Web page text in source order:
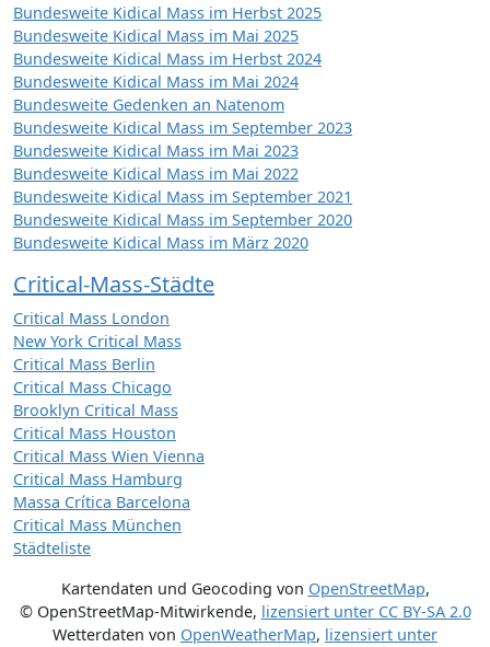
Bundesweite Kidical Mass im Herbst 2025
Bundesweite Kidical Mass im Mai 2025
Bundesweite Kidical Mass im Herbst 2024
Bundesweite Kidical Mass im Mai 2024
Bundesweite Gedenken an Natenom
Bundesweite Kidical Mass im September 2023
Bundesweite Kidical Mass im Mai 2023
Bundesweite Kidical Mass im Mai 2022
Bundesweite Kidical Mass im September 2021
Bundesweite Kidical Mass im September 2020
Bundesweite Kidical Mass im März 2020
Critical-Mass-Städte
Critical Mass London
New York Critical Mass
Critical Mass Berlin
Critical Mass Chicago
Brooklyn Critical Mass
Critical Mass Houston
Critical Mass Wien Vienna
Critical Mass Hamburg
Massa Crítica Barcelona
Critical Mass München
Städteliste
Kartendaten und Geocoding von OpenStreetMap,
© OpenStreetMap-Mitwirkende, lizensiert unter CC BY-SA 2.0
Wetterdaten von OpenWeatherMap, lizensiert unter